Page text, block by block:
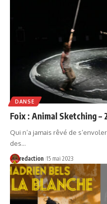
DANSE
Foix : Animal Sketching –
Qui n’a jamais rêvé de
des…
redaction 15 mai 2023